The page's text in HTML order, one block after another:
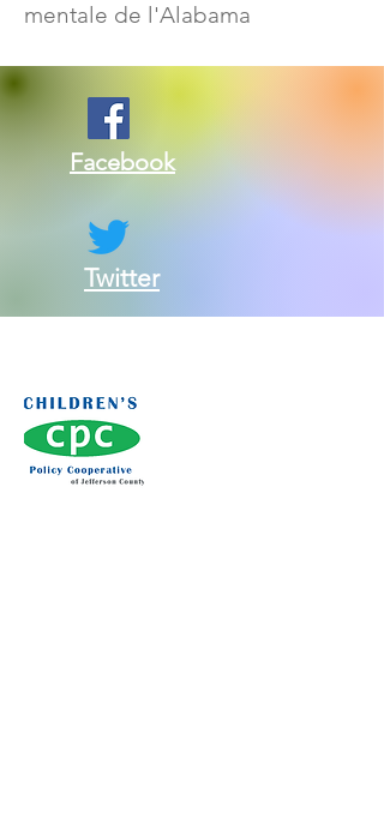
mentale de l'Alabama
Facebook
Twitter